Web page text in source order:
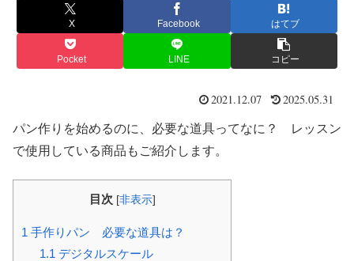
X Facebook はてブ
Pocket LINE コピー
2021.12.07 2025.05.31
パン作りを始めるのに、必要な道具ってなに？ レッスン
で使用している商品もご紹介します。
目次 [非表示]
1 手作りパン 必要な道具は？
1.1 デジタルスケール